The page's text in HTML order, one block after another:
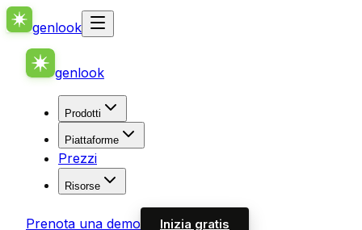
genlook
genlook
Prodotti
Piattaforme
Prezzi
Risorse
Prenota una demo Inizia gratis